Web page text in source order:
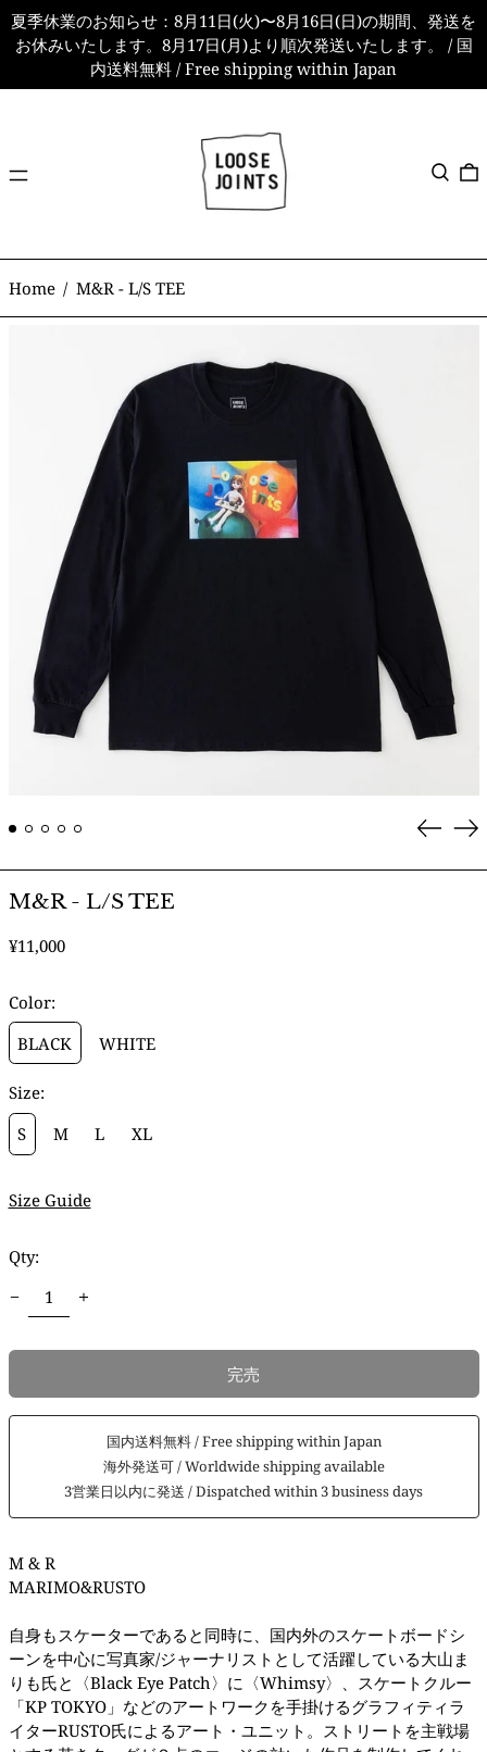
夏季休業のお知らせ：8月11日(火)〜8月16日(日)の期間、発送を
お休みいたします。8月17日(月)より順次発送いたします。 / 国
内送料無料 / Free shipping within Japan
メ
検索
Home / M&R - L/S TEE
Prev
M&R - L/S TEE
通
価
格
¥11,000
Color:
BLACK
WHITE
Size:
S
M L XL
Size Guide
Qty:
完売
国内送料無料 / Free shipping within Japan
海外発送可 / Worldwide shipping available
3営業日以内に発送 / Dispatched within 3 business days
M & R
MARIMO&RUSTO
自身もスケーターであると同時に、国内外のスケートボードシ
ーンを中心に写真家/ジャーナリストとして活躍している大山ま
りも氏と〈Black Eye Patch〉に〈Whimsy〉、スケートクルー
「KP TOKYO」などのアートワークを手掛けるグラフィティラ
イターRUSTO氏によるアート・ユニット。ストリートを主戦場